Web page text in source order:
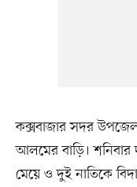
কক্সবাজার সদর
আলমের বাড়ি।
মেয়ে ও দুই নাতিকে